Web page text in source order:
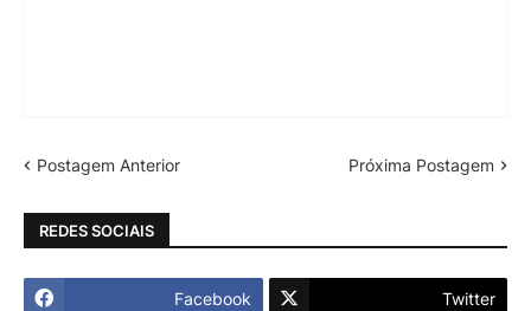
Postagem Anterior Próxima Postagem
REDES SOCIAIS
Facebook Twitter